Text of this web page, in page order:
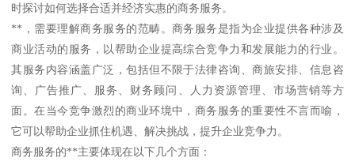
时探讨如何选择合适并经济实惠的商务服务。
**，需要理解商务服务的范畴。商务服务是指为企业提供各种涉及
商业活动的服务，以帮助企业提高综合竞争力和发展能力的行业。
其服务内容涵盖广泛，包括但不限于法律咨询、商旅安排、信息咨
询、广告推广、服务、财务顾问、人力资源管理、市场营销等方
面。在当今竞争激烈的商业环境中，商务服务的重要性不言而喻，
它可以帮助企业抓住机遇、解决挑战，提升企业竞争力。
商务服务的**主要体现在以下几个方面：